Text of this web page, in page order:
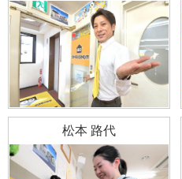
松本 路代